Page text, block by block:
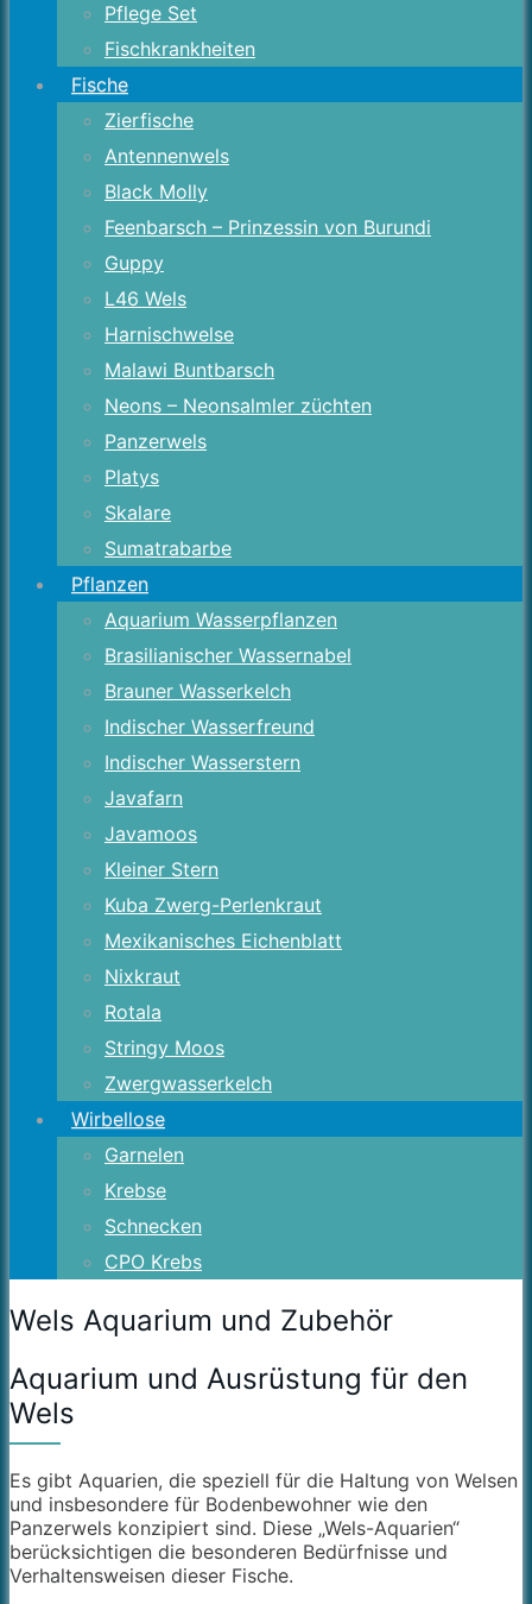
Pflege Set
Fischkrankheiten
Fische
Zierfische
Antennenwels
Black Molly
Feenbarsch – Prinzessin von Burundi
Guppy
L46 Wels
Harnischwelse
Malawi Buntbarsch
Neons – Neonsalmler züchten
Panzerwels
Platys
Skalare
Sumatrabarbe
Pflanzen
Aquarium Wasserpflanzen
Brasilianischer Wassernabel
Brauner Wasserkelch
Indischer Wasserfreund
Indischer Wasserstern
Javafarn
Javamoos
Kleiner Stern
Kuba Zwerg-Perlenkraut
Mexikanisches Eichenblatt
Nixkraut
Rotala
Stringy Moos
Zwergwasserkelch
Wirbellose
Garnelen
Krebse
Schnecken
CPO Krebs
Wels Aquarium und Zubehör
Aquarium und Ausrüstung für den
Wels
Es gibt Aquarien, die speziell für die Haltung von Welsen
und insbesondere für Bodenbewohner wie den
Panzerwels konzipiert sind. Diese „Wels-Aquarien“
berücksichtigen die besonderen Bedürfnisse und
Verhaltensweisen dieser Fische.